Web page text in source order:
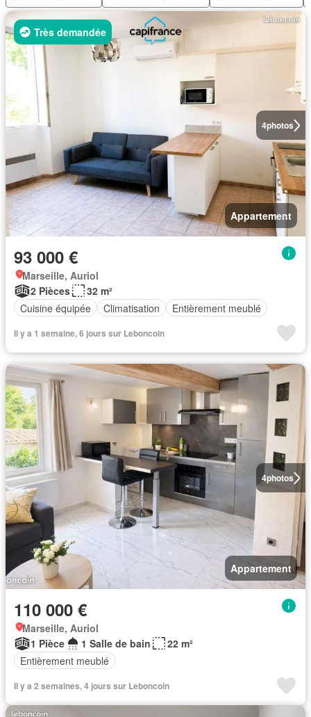
4photos
Très demandée
Appartement
93 000 €
Marseille, Auriol
2 Pièces
32 m²
Cuisine équipée
Climatisation Entièrement meublé
Il y a 1 semaine, 6 jours sur Leboncoin
4photos
Appartement
110 000 €
Marseille, Auriol
1 Pièce
1 Salle de bain
22 m²
Entièrement meublé
Il y a 2 semaines, 4 jours sur Leboncoin